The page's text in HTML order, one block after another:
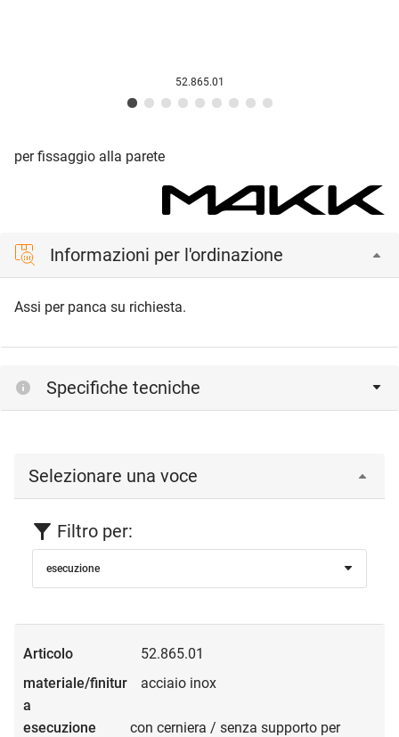
52.865.01
per fissaggio alla parete
Informazioni per l'ordinazione
Assi per panca su richiesta.
Specifiche tecniche
Selezionare una voce
Filtro per:
esecuzione
52.865.01
acciaio inox
con cerniera / senza supporto per